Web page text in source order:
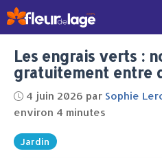
Aller
au
contenu
Jardin
Les engrais verts :
gratuitement entre
4 juin 2026 par Sophie
environ 4 minutes